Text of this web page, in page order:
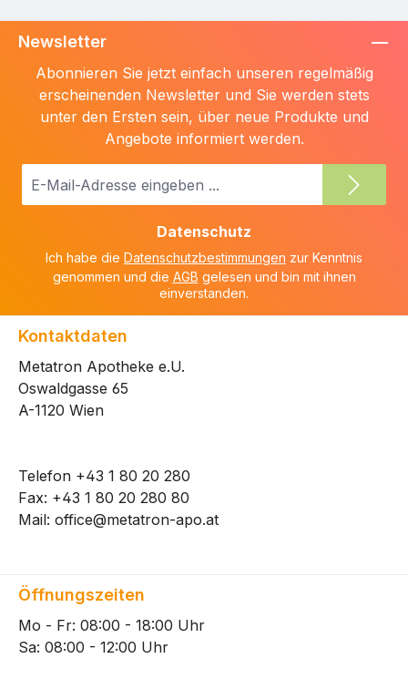
Newsletter
Abonnieren Sie jetzt einfach unseren regelmäßig
erscheinenden Newsletter und Sie werden stets
unter den Ersten sein, über neue Produkte und
Angebote informiert werden.
E-
Datenschutz
Ich habe die Datenschutzbestimmungen zur Kenntnis
genommen und die AGB gelesen und bin mit ihnen
einverstanden.
Kontaktdaten
Metatron Apotheke e.U.
Oswaldgasse 65
A-1120 Wien
Telefon +43 1 80 20 280
Fax: +43 1 80 20 280 80
Mail: office@metatron-apo.at
Öffnungszeiten
Mo - Fr: 08:00 - 18:00 Uhr
Sa: 08:00 - 12:00 Uhr